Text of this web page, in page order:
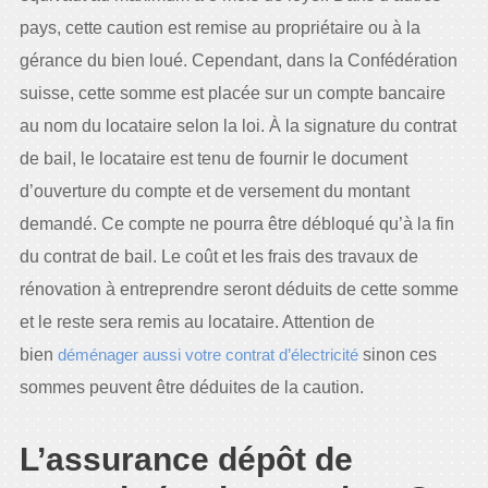
pays, cette caution est remise au propriétaire ou à la
gérance du bien loué. Cependant, dans la Confédération
suisse, cette somme est placée sur un compte bancaire
au nom du locataire selon la loi. À la signature du contrat
de bail, le locataire est tenu de fournir le document
d’ouverture du compte et de versement du montant
demandé. Ce compte ne pourra être débloqué qu’à la fin
du contrat de bail. Le coût et les frais des travaux de
rénovation à entreprendre seront déduits de cette somme
et le reste sera remis au locataire. Attention de
bien déménager aussi votre contrat d’électricitésinon ces
sommes peuvent être déduites de la caution.
L’assurance dépôt de